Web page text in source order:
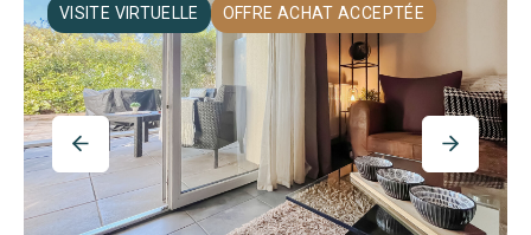
AIXTY & VOUS
Nos Agences
Nos Équipes
Nos Tarifs
Nos Biens Vendus
VISITE VIRTUELLE OFFRE ACHAT ACCEPTÉE